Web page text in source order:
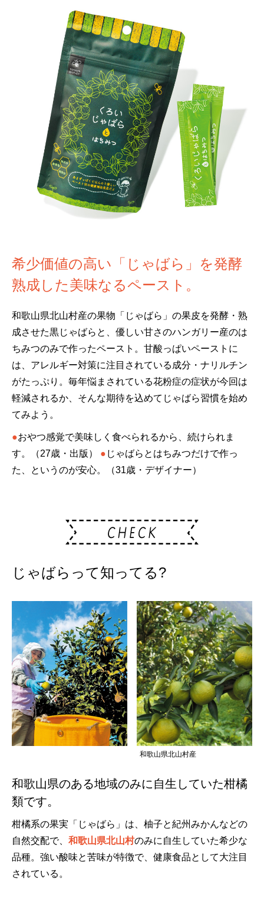
希少価値の高い「じゃばら」を発酵
熟成した美味なるペースト。
和歌山県北山村産の果物「じゃばら」の果皮を発酵・熟
成させた黒じゃばらと、優しい甘さのハンガリー産のは
ちみつのみで作ったペースト。甘酸っぱいペーストに
は、アレルギー対策に注目されている成分・ナリルチン
がたっぷり。毎年悩まされている花粉症の症状が今回は
軽減されるか、そんな期待を込めてじゃばら習慣を始め
てみよう。
●おやつ感覚で美味しく食べられるから、続けられま
す。（27歳・出版）
● じゃばらとはちみつだけで作っ
た、というのが安心。（31歳・デザイナー）
じゃばらって知ってる?
和歌山県北山村産
和歌山県のある地域のみに自生していた柑橘
類です。
柑橘系の果実「じゃばら」は、柚子と紀州みかんなどの
自然交配で、 和歌山県北山村のみに自生していた希少な
品種。強い酸味と苦味が特徴で、健康食品として大注目
されている。